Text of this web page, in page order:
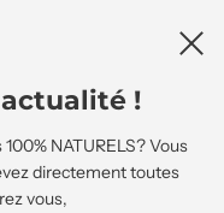
!
NATURELS? Vous
directement toutes
vous,